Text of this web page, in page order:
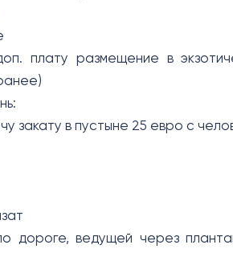
плату размещение в
закату в пустыне 25 евро с
дороге, ведущей через